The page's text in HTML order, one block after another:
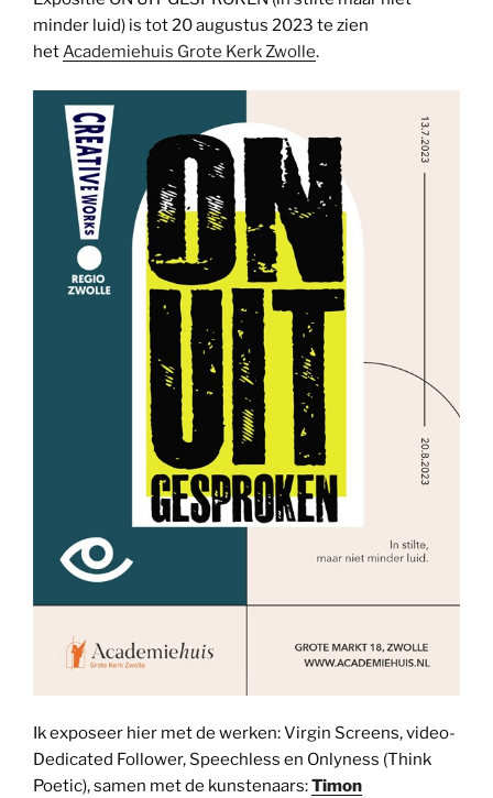
minder luid) is tot 20 augustus 2023 te zien
hetAcademiehuis Grote Kerk Zwolle.
Ik exposeer hier met de werken: Virgin Screens, video-
Dedicated Follower, Speechless en Onlyness (Think
Poetic), samen met de kunstenaars:Timon